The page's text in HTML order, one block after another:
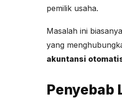
pemilik usaha.
Masalah ini
yang
akuntansi
Penyebab